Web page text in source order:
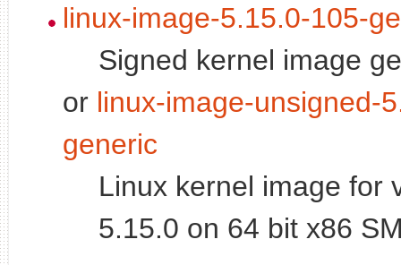
linux-image-5.15.0-105-
Signed kernel image
or linux-image-unsigned-
generic
Linux kernel image for
5.15.0 on 64 bit x86